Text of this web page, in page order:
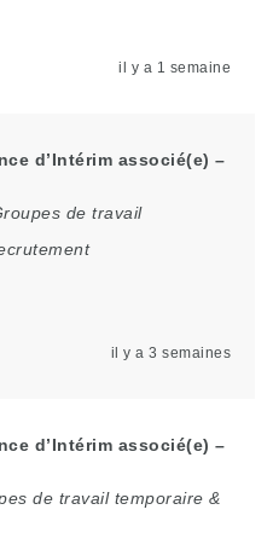
il y a 1 semaine
d’Intérim associé(e) –
de travail
il y a 3 semaines
d’Intérim associé(e) –
de travail temporaire &